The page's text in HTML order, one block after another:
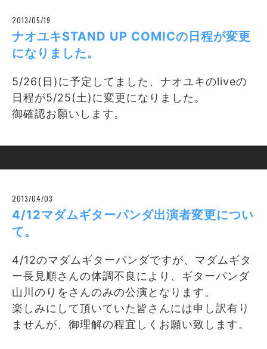
2013/05/19
ナオユキSTAND UP COMICの日程が変更
になりました。
5/26(日)に予定してました、ナオユキのliveの
日程が5/25(土)に変更になりました。
御確認お願いします。
2013/04/03
4/12マダムギターパンダ出演者変更につい
て。
4/12のマダムギターパンダですが、マダムギタ
ー長見順さんの体調不良により、ギターパンダ
山川のりをさんのみの公演となります。
楽しみにして頂いていた皆さんには申し訳有り
ませんが、御理解の程宜しくお願い致します。